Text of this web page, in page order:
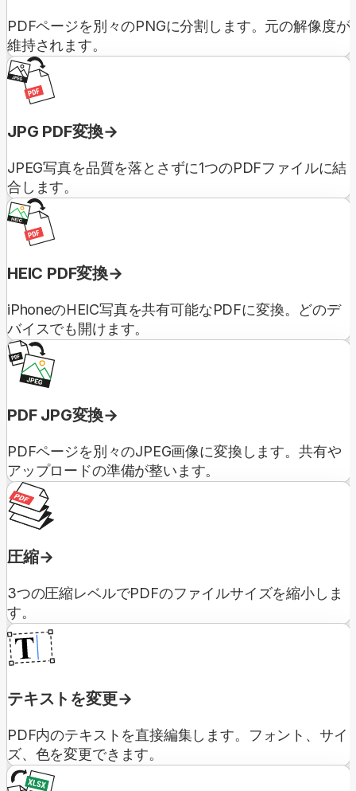
PDFページを別々のPNGに分割します。元の解像度が
維持されます。
JPG PDF変換
JPEG写真を品質を落とさずに1つのPDFファイルに結
合します。
HEIC PDF変換
iPhoneのHEIC写真を共有可能なPDFに変換。どのデ
バイスでも開けます。
PDF JPG変換
PDFページを別々のJPEG画像に変換します。共有や
アップロードの準備が整います。
圧縮
3つの圧縮レベルでPDFのファイルサイズを縮小しま
す。
テキストを変更
PDF内のテキストを直接編集します。フォント、サイ
ズ、色を変更できます。